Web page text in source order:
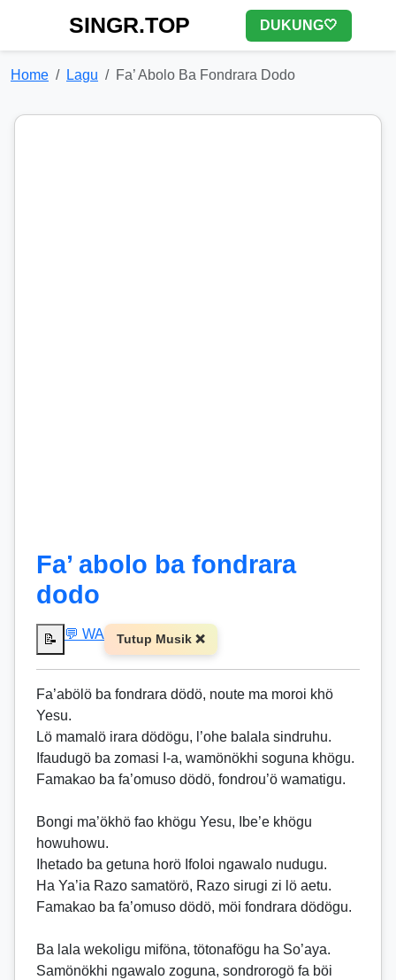
SINGR.TOP DUKUNG🤍
Home Lagu Fa’ Abolo Ba Fondrara Dodo
Fa’ abolo ba fondrara
dodo
📝 💬 WA Tutup Musik ❌
Fa’abölö ba fondrara dödö, noute ma moroi khö
Yesu.
Lö mamalö irara dödögu, l’ohe balala sindruhu.
Ifaudugö ba zomasi I-a, wamönökhi soguna khögu.
Famakao ba fa’omuso dödö, fondrou’ö wamatigu.
Bongi ma’ökhö fao khögu Yesu, Ibe’e khögu
howuhowu.
Ihetado ba getuna horö IfoIoi ngawalo nudugu.
Ha Ya’ia Razo samatörö, Razo sirugi zi lö aetu.
Famakao ba fa’omuso dödö, möi fondrara dödögu.
Ba lala wekoligu miföna, tötonafögu ha So’aya.
Samönökhi ngawalo zoguna, sondrorogö fa böi